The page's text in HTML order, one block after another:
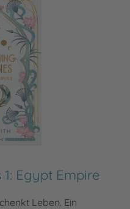
Egypt Empire
Leben. Ein